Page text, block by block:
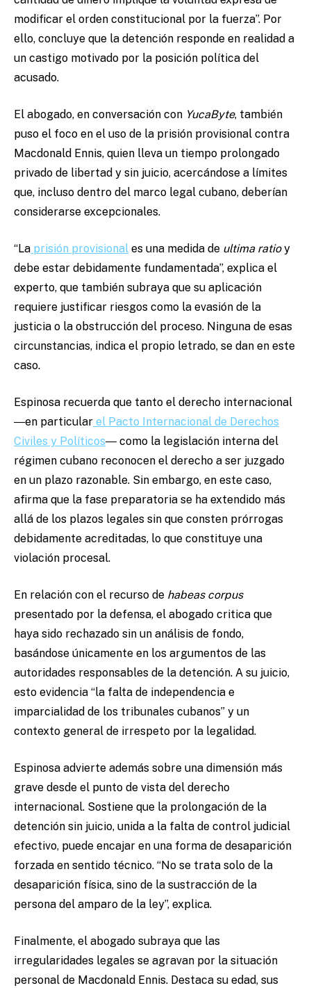
modificar el orden constitucional por la fuerza”. Por
ello, concluye que la detención responde en realidad a
un castigo motivado por la posición política del
acusado.
El abogado, en conversación con YucaByte, también
puso el foco en el uso de la prisión provisional contra
Macdonald Ennis, quien lleva un tiempo prolongado
privado de libertad y sin juicio, acercándose a límites
que, incluso dentro del marco legal cubano, deberían
considerarse excepcionales.
“La prisión provisional es una medida de ultima ratioy
debe estar debidamente fundamentada”, explica el
experto, que también subraya que su aplicación
requiere justificar riesgos como la evasión de la
justicia o la obstrucción del proceso. Ninguna de esas
circunstancias, indica el propio letrado, se dan en este
caso.
Espinosa recuerda que tanto el derecho internacional
―en particular el Pacto Internacional de Derechos
Civiles y Políticos― como la legislación interna del
régimen cubano reconocen el derecho a ser juzgado
en un plazo razonable. Sin embargo, en este caso,
afirma que la fase preparatoria se ha extendido más
allá de los plazos legales sin que consten prórrogas
debidamente acreditadas, lo que constituye una
violación procesal.
En relación con el recurso de habeas corpus
presentado por la defensa, el abogado critica que
haya sido rechazado sin un análisis de fondo,
basándose únicamente en los argumentos de las
autoridades responsables de la detención. A su juicio,
esto evidencia “la falta de independencia e
imparcialidad de los tribunales cubanos” y un
contexto general de irrespeto por la legalidad.
Espinosa advierte además sobre una dimensión más
grave desde el punto de vista del derecho
internacional. Sostiene que la prolongación de la
detención sin juicio, unida a la falta de control judicial
efectivo, puede encajar en una forma de desaparición
forzada en sentido técnico. “No se trata solo de la
desaparición física, sino de la sustracción de la
persona del amparo de la ley”, explica.
Finalmente, el abogado subraya que las
irregularidades legales se agravan por la situación
personal de Macdonald Ennis. Destaca su edad, sus